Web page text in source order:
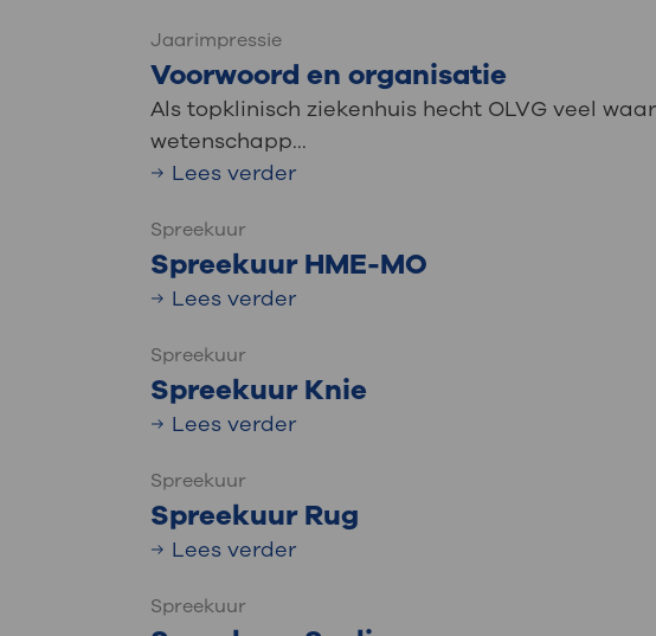
Jaarimpressie
Voorwoord en organisatie
Als topklinisch ziekenhuis hecht OLVG veel
wetenschapp...
Lees verder
Spreekuur
Spreekuur HME-MO
Lees verder
Spreekuur
Spreekuur Knie
Lees verder
Spreekuur
Spreekuur Rug
Lees verder
Spreekuur